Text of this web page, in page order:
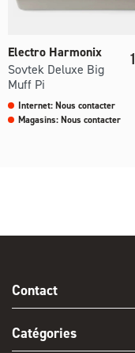
Electro Harmonix
Sovtek Deluxe Big
Muff Pi
Internet: Nous contacter
Magasins: Nous contacter
Contact
Catégories